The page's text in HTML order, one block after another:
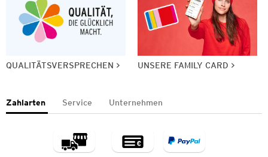
QUALITÄTSVERSPRECHEN UNSERE FAMILY CARD
Zahlarten Service Unternehmen